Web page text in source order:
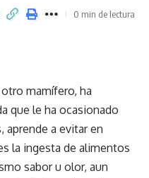
0 min de lectura
mamífero, ha
que le ha ocasionado
aprende a evitar en
la ingesta de alimentos
sabor u olor, aun